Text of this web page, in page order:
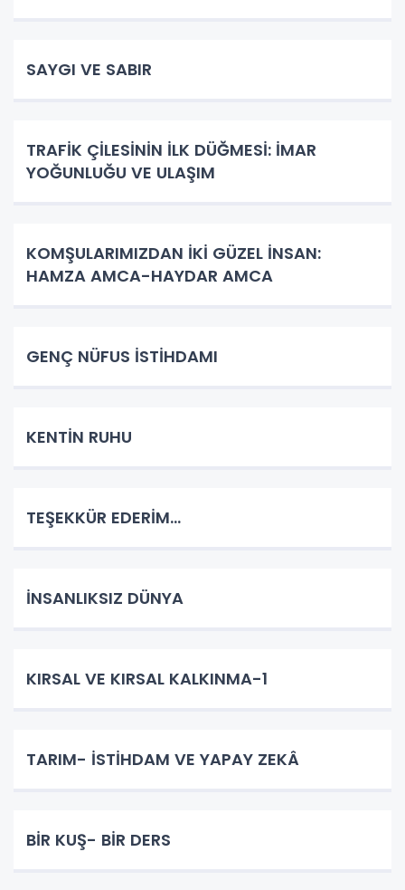
SAYGI VE SABIR
TRAFİK ÇİLESİNİN İLK DÜĞMESİ: İMAR
YOĞUNLUĞU VE ULAŞIM
KOMŞULARIMIZDAN İKİ GÜZEL İNSAN:
HAMZA AMCA-HAYDAR AMCA
GENÇ NÜFUS İSTİHDAMI
KENTİN RUHU
TEŞEKKÜR EDERİM…
İNSANLIKSIZ DÜNYA
KIRSAL VE KIRSAL KALKINMA-1
TARIM- İSTİHDAM VE YAPAY ZEKÂ
BİR KUŞ- BİR DERS